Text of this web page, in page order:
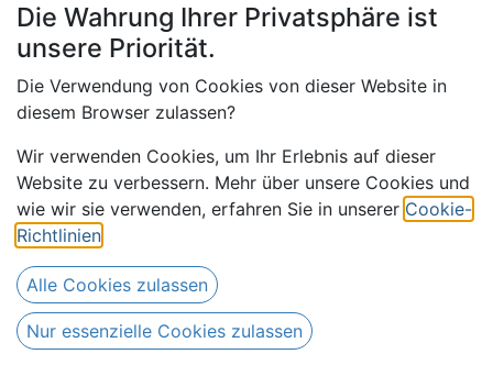
Bazin uni Color 816-
champignonbraun | 5,4 m
75,60€ Alle Preise inkl. MwSt.zzgl.
Versandkosten 91,80€
Die Wahrung Ihrer Privatsphäre ist
unsere Priorität.
Die Verwendung von Cookies von dieser Website in
diesem Browser zulassen?
Wir verwenden Cookies, um Ihr Erlebnis auf dieser
Website zu verbessern. Mehr über unsere Cookies und
wie wir sie verwenden, erfahren Sie in unserer Cookie-
Richtlinien
Alle Cookies zulassen
Nur essenzielle Cookies zulassen